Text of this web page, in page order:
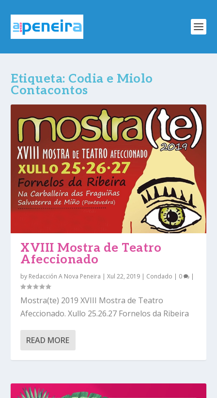
Etiqueta: Codia e Miolo
Contacontos
XVIII Mostra de Teatro
Afeccionado
by Redacción A Nova Peneira |Xul 22, 2019 | Condado | 0 |
Mostra(te) 2019 XVIII Mostra de Teatro
Afeccionado. Xullo 25.26.27 Fornelos da Ribeira
READ MORE